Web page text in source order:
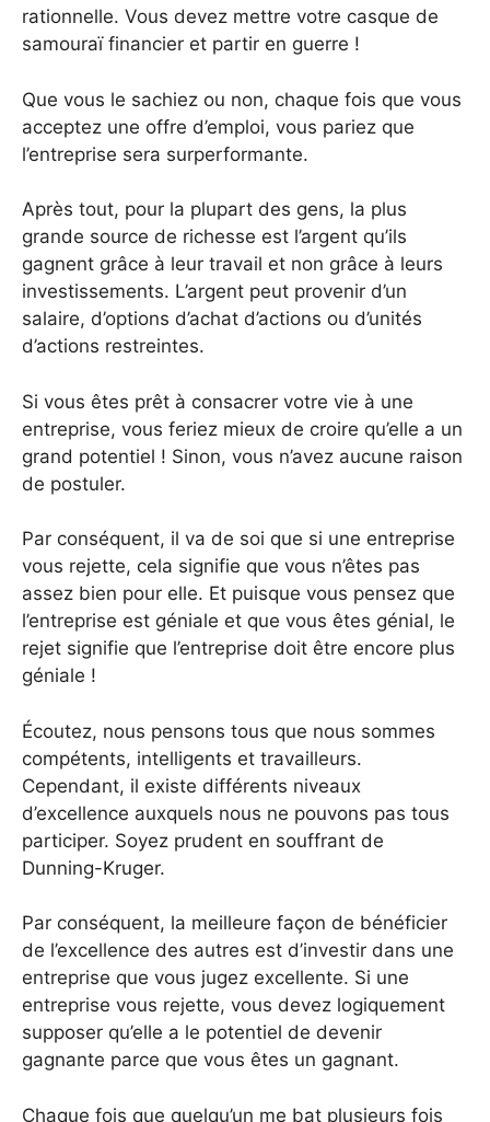
rationnelle. Vous devez mettre votre casque de
samouraï financier et partir en guerre !
Que vous le sachiez ou non, chaque fois que vous
acceptez une offre d’emploi, vous pariez que
l’entreprise sera surperformante.
Après tout, pour la plupart des gens, la plus
grande source de richesse est l’argent qu’ils
gagnent grâce à leur travail et non grâce à leurs
investissements. L’argent peut provenir d’un
salaire, d’options d’achat d’actions ou d’unités
d’actions restreintes.
Si vous êtes prêt à consacrer votre vie à une
entreprise, vous feriez mieux de croire qu’elle a un
grand potentiel ! Sinon, vous n’avez aucune raison
de postuler.
Par conséquent, il va de soi que si une entreprise
vous rejette, cela signifie que vous n’êtes pas
assez bien pour elle. Et puisque vous pensez que
l’entreprise est géniale et que vous êtes génial, le
rejet signifie que l’entreprise doit être encore plus
géniale !
Écoutez, nous pensons tous que nous sommes
compétents, intelligents et travailleurs.
Cependant, il existe différents niveaux
d’excellence auxquels nous ne pouvons pas tous
participer. Soyez prudent en souffrant de
Dunning-Kruger.
Par conséquent, la meilleure façon de bénéficier
de l’excellence des autres est d’investir dans une
entreprise que vous jugez excellente. Si une
entreprise vous rejette, vous devez logiquement
supposer qu’elle a le potentiel de devenir
gagnante parce que vous êtes un gagnant.
Chaque fois que quelqu’un me bat plusieurs fois